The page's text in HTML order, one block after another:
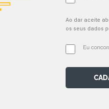
Ao dar aceite
os seus dados
Eu